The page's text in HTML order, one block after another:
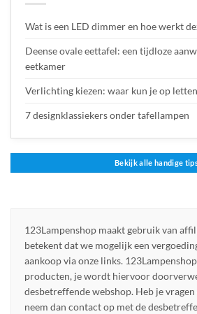
Wat is een LED dimmer en hoe werkt
Deense ovale eettafel: een tijdloze
eetkamer
Verlichting kiezen: waar kun je op
7 designklassiekers onder tafellampen
Bekijk alle handige
123Lampenshop maakt gebruik van
betekent dat we mogelijk een
aankoop via onze links.
producten, je wordt hiervoor
desbetreffende webshop. Heb je
neem dan contact op met de